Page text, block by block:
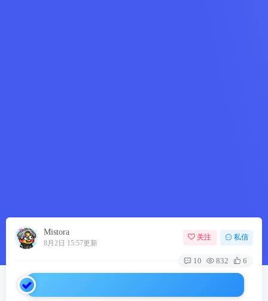
Mistora
8月2日 15:57更新
关注 私信
10 832 6